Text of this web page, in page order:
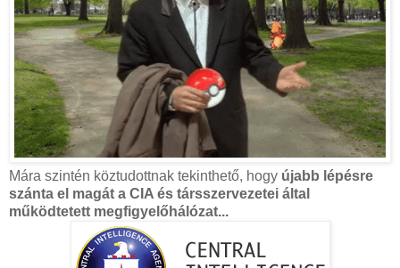
Mára szintén köztudottnak tekinthető, hogy újabb lépésre
szánta el magát a CIA és társszervezetei által
működtetett megfigyelőhálózat...